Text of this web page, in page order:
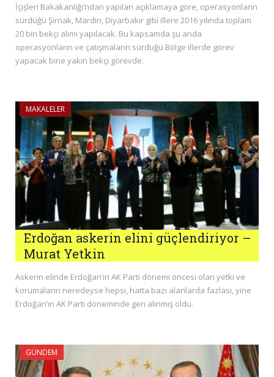
İçişleri Bakakanlığı’ndan yapılan açıklamaya göre, operasyonların
sürdüğü Şırnak, Mardin, Diyarbakır gibi illere 2016 yılında toplam
20 bin bekçi alımı yapılacak. Bu kapsamda şu anda
operasyonların ve çatışmaların sürdüğü Bölge illerde görev
yapacak bine yakın bekçi görevde.
MAKALELER
Erdoğan askerin elini güçlendiriyor –
Murat Yetkin
Askerin elinde Erdoğan’ın AK Parti dönemi öncesi olan yetki ve
korumaların neredeyse hepsi, hatta bazı alanlarda fazlası, yine
Erdoğan’ın AK Parti döneminde geri alınmış oldu.
GÜNDEM